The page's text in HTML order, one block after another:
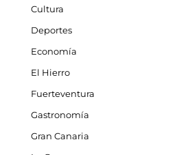
Cultura
Deportes
Economía
El Hierro
Fuerteventura
Gastronomía
Gran Canaria